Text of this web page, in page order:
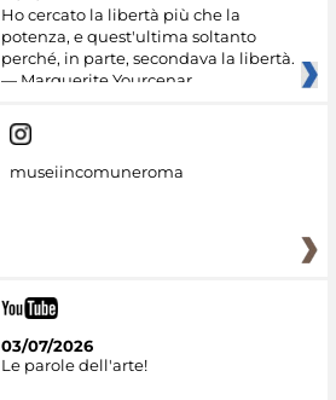
Ho cercato la libertà più che la
potenza, e quest'ultima soltanto
perché, in parte, secondava la libertà.
— Marguerite Yourcenar
museiincomuneroma
03/07/2026
Le parole dell'arte!